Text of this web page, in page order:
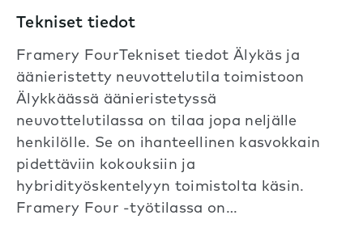
Tekniset tiedot
Framery FourTekniset tiedot Älykäs ja
äänieristetty neuvottelutila toimistoon
Älykkäässä äänieristetyssä
neuvottelutilassa on tilaa jopa neljälle
henkilölle. Se on ihanteellinen kasvokkain
pidettäviin kokouksiin ja
hybridityöskentelyyn toimistolta käsin.
Framery Four -työtilassa on…